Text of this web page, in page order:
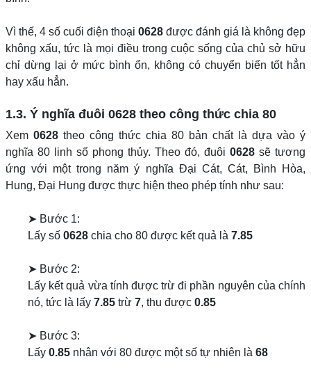
Vì thế, 4 số cuối điện thoại 0628 được đánh giá là không đẹp
không xấu, tức là mọi điều trong cuộc sống của chủ sở hữu
chỉ dừng lại ở mức bình ổn, không có chuyển biến tốt hẳn
hay xấu hẳn.
1.3. Ý nghĩa đuôi 0628 theo công thức chia 80
Xem 0628 theo công thức chia 80 bản chất là dựa vào ý
nghĩa 80 linh số phong thủy. Theo đó, đuôi 0628 sẽ tương
ứng với một trong năm ý nghĩa Đại Cát, Cát, Bình Hòa,
Hung, Đại Hung được thực hiện theo phép tính như sau:
➤ Bước 1:
Lấy số 0628 chia cho 80 được kết quả là 7.85
➤ Bước 2:
Lấy kết quả vừa tính được trừ đi phần nguyên của chính
nó, tức là lấy 7.85 trừ 7, thu được 0.85
➤ Bước 3:
Lấy 0.85 nhân với 80 được một số tự nhiên là 68